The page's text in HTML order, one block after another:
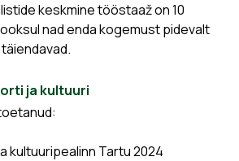
keskmine tööstaaž on 10
nad enda kogemust pidevalt
ja kultuuri
kultuuripealinn Tartu 2024